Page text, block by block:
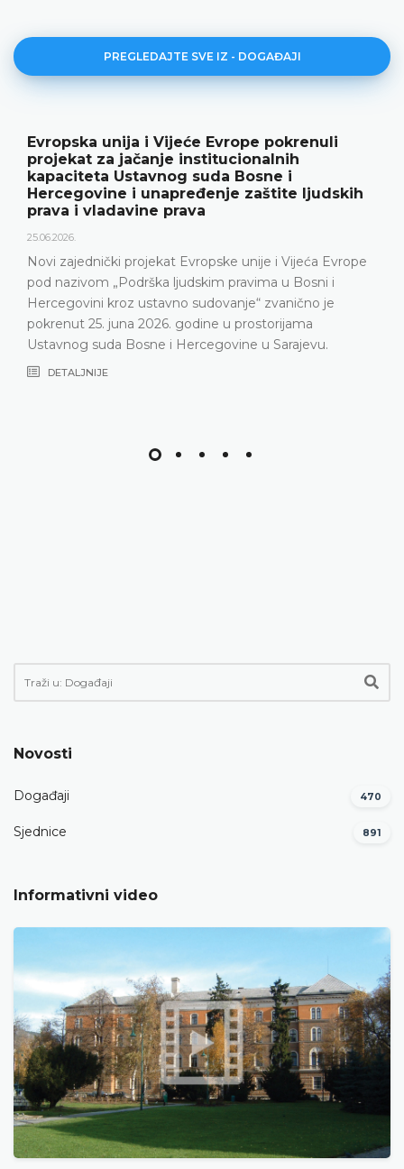
PREGLEDAJTE SVE IZ - DOGAĐAJI
Evropska unija i Vijeće Evrope pokrenuli
projekat za jačanje institucionalnih
kapaciteta Ustavnog suda Bosne i
Hercegovine i unapređenje zaštite ljudskih
prava i vladavine prava
25.06.2026.
Novi zajednički projekat Evropske unije i Vijeća Evrope
pod nazivom „Podrška ljudskim pravima u Bosni i
Hercegovini kroz ustavno sudovanje“ zvanično je
pokrenut 25. juna 2026. godine u prostorijama
Ustavnog suda Bosne i Hercegovine u Sarajevu.
DETALJNIJE
Novosti
Događaji 470
Sjednice 891
Informativni video